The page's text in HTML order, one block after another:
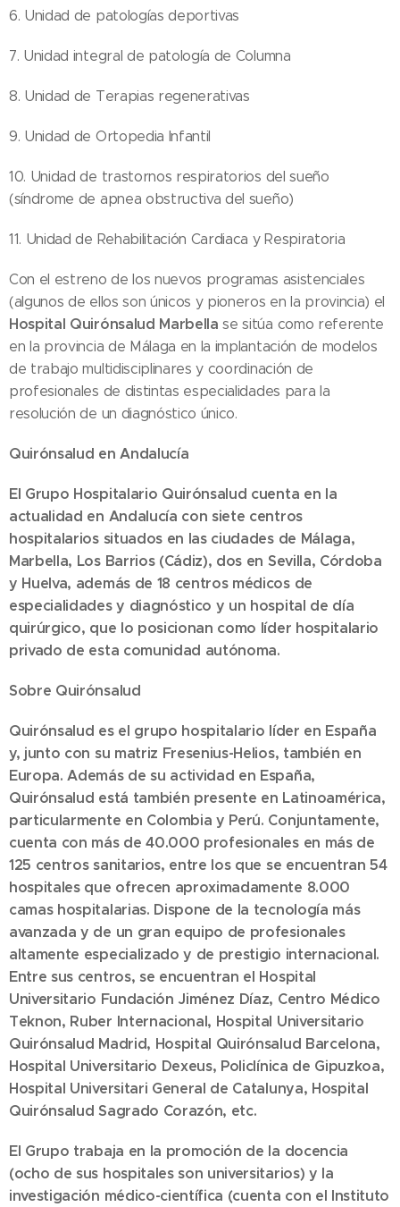
6. Unidad de patologías deportivas
7. Unidad integral de patología de Columna
8. Unidad de Terapias regenerativas
9. Unidad de Ortopedia Infantil
10. Unidad de trastornos respiratorios del sueño
(síndrome de apnea obstructiva del sueño)
11. Unidad de Rehabilitación Cardiaca y Respiratoria
Con el estreno de los nuevos programas asistenciales
(algunos de ellos son únicos y pioneros en la provincia) el
Hospital Quirónsalud Marbella se sitúa como referente
en la provincia de Málaga en la implantación de modelos
de trabajo multidisciplinares y coordinación de
profesionales de distintas especialidades para la
resolución de un diagnóstico único.
Quirónsalud en Andalucía
El Grupo Hospitalario Quirónsalud cuenta en la
actualidad en Andalucía con siete centros
hospitalarios situados en las ciudades de Málaga,
Marbella, Los Barrios (Cádiz), dos en Sevilla, Córdoba
y Huelva, además de 18 centros médicos de
especialidades y diagnóstico y un hospital de día
quirúrgico, que lo posicionan como líder hospitalario
privado de esta comunidad autónoma.
Sobre Quirónsalud
Quirónsalud es el grupo hospitalario líder en España
y, junto con su matriz Fresenius-Helios, también en
Europa. Además de su actividad en España,
Quirónsalud está también presente en Latinoamérica,
particularmente en Colombia y Perú. Conjuntamente,
cuenta con más de 40.000 profesionales en más de
125 centros sanitarios, entre los que se encuentran 54
hospitales que ofrecen aproximadamente 8.000
camas hospitalarias. Dispone de la tecnología más
avanzada y de un gran equipo de profesionales
altamente especializado y de prestigio internacional.
Entre sus centros, se encuentran el Hospital
Universitario Fundación Jiménez Díaz, Centro Médico
Teknon, Ruber Internacional, Hospital Universitario
Quirónsalud Madrid, Hospital Quirónsalud Barcelona,
Hospital Universitario Dexeus, Policlínica de Gipuzkoa,
Hospital Universitari General de Catalunya, Hospital
Quirónsalud Sagrado Corazón, etc.
El Grupo trabaja en la promoción de la docencia
(ocho de sus hospitales son universitarios) y la
investigación médico-científica (cuenta con el Instituto